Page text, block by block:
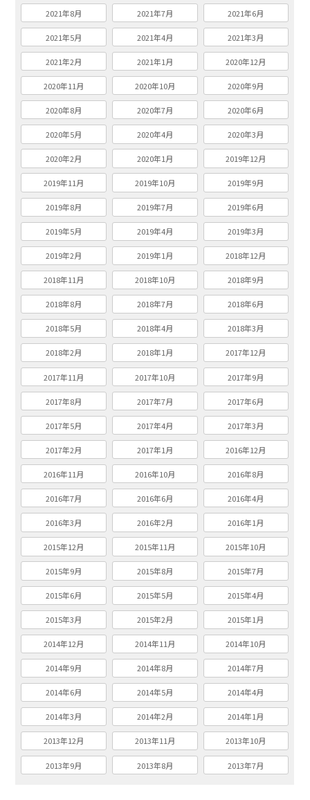
2021年8月 2021年7月 2021年6月
2021年5月 2021年4月 2021年3月
2021年2月 2021年1月 2020年12月
2020年11月 2020年10月 2020年9月
2020年8月 2020年7月 2020年6月
2020年5月 2020年4月 2020年3月
2020年2月 2020年1月 2019年12月
2019年11月 2019年10月 2019年9月
2019年8月 2019年7月 2019年6月
2019年5月 2019年4月 2019年3月
2019年2月 2019年1月 2018年12月
2018年11月 2018年10月 2018年9月
2018年8月 2018年7月 2018年6月
2018年5月 2018年4月 2018年3月
2018年2月 2018年1月 2017年12月
2017年11月 2017年10月 2017年9月
2017年8月 2017年7月 2017年6月
2017年5月 2017年4月 2017年3月
2017年2月 2017年1月 2016年12月
2016年11月 2016年10月 2016年8月
2016年7月 2016年6月 2016年4月
2016年3月 2016年2月 2016年1月
2015年12月 2015年11月 2015年10月
2015年9月 2015年8月 2015年7月
2015年6月 2015年5月 2015年4月
2015年3月 2015年2月 2015年1月
2014年12月 2014年11月 2014年10月
2014年9月 2014年8月 2014年7月
2014年6月 2014年5月 2014年4月
2014年3月 2014年2月 2014年1月
2013年12月 2013年11月 2013年10月
2013年9月 2013年8月 2013年7月